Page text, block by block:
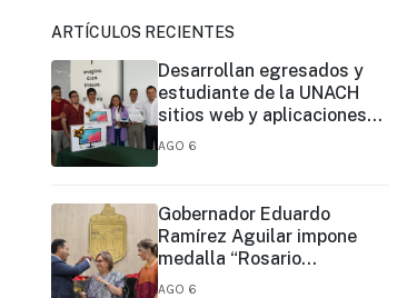
ARTÍCULOS RECIENTES
Desarrollan egresados y
estudiante de la UNACH
sitios web y aplicaciones
móviles para la Cruz Roja y
AGO 6
Gobernador Eduardo
Ramírez Aguilar impone
medalla “Rosario
Castellanos” a Malú Mícher
AGO 6